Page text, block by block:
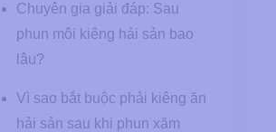
Chuyên gia giải đáp: Sau
phun môi kiêng hải sản bao
lâu?
Vì sao bắt buộc phải kiêng ăn
hải sản sau khi phun xăm